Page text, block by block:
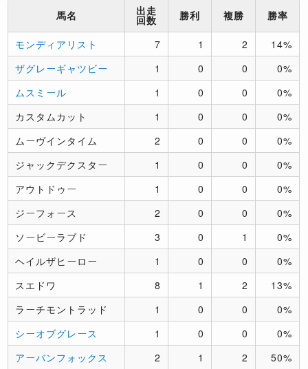
馬名 出走
回数 勝利 複勝 勝率
モンディアリスト 7 1 2
14%
ザグレーギャツビー
1 0 0
0%
ムスミール
1 0 0
0%
カスタムカット
1 0 0
0%
ムーヴインタイム
2 0 0
0%
ジャックデクスター
1 0 0
0%
アウトドゥー
1 0 0
0%
ジーフォース
2 0 0
0%
ソービーラブド
3 0 1
0%
ヘイルザヒーロー
1 0 0
0%
スエドワ
8 1 2
13%
ラーチモントラッド
1 0 0
0%
シーオブグレース
1 0 0
0%
アーバンフォックス
2 1 2
50%